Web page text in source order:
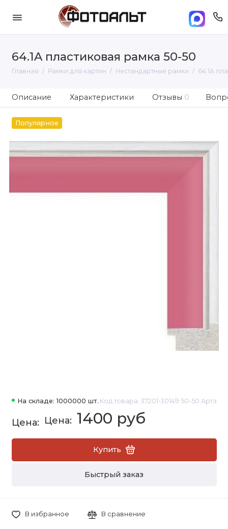
64.1A пластиковая рамка 50-50
Главная Рамки для картин Нестандартные рамки 64.1A
Описание Характеристики Отзывы 0
Популярное
На складе: 1000000 шт. Код товара: 37201-30149 50-50 Артэ
1400 руб
Купить
Быстрый заказ
В избранное В сравнение